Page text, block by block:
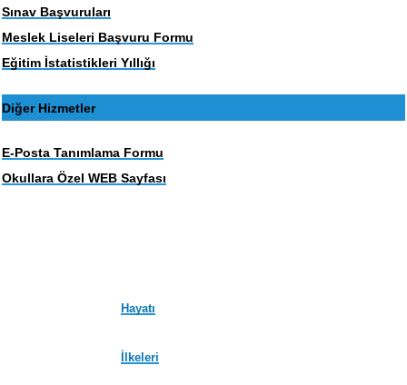
Sınav Başvuruları
Meslek Liseleri Başvuru Formu
Eğitim İstatistikleri Yıllığı
Diğer Hizmetler
E-Posta Tanımlama Formu
Okullara Özel WEB Sayfası
Hayatı
İlkeleri